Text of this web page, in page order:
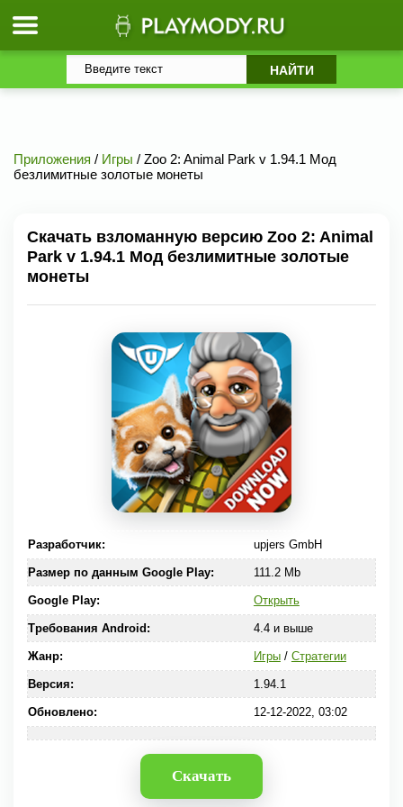
Приложения / Игры / Zoo 2: Animal Park v 1.94.1 Мод
безлимитные золотые монеты
Скачать взломанную версию Zoo 2: Animal
Park v 1.94.1 Мод безлимитные золотые
монеты
Разработчик: upjers GmbH
Размер по данным Google Play: 111.2 Mb
Google Play: Открыть
Требования Android: 4.4 и выше
Жанр: Игры/ Стратегии
Версия: 1.94.1
Обновлено: 12-12-2022, 03:02
Скачать